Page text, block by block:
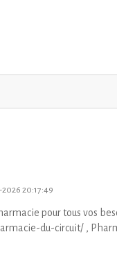
20:17:49
pour tous vos
du-circuit/ ,